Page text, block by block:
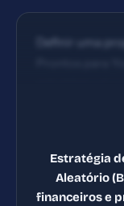
Definir uma
template
Estratégia
Aleatório
financeiros e